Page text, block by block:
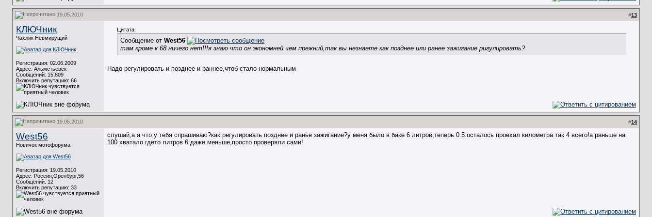
19.05.2010 #13
КЛЮЧник
Чахлик Невмирущий
Регистрация: 02.06.2009
Адрес: Альметьевск
Сообщений: 15,809
Включить репутацию: 66
Цитата:
Сообщение от West56
там кроме к 68 ничего нет!!!я знаю что он экономней чем прежний,так вы незнаете как позднее или ранее зажигание ригулировать?
Надо регулировать и позднее и раннее,чтоб стало нормальным
19.05.2010 #14
West56
Новичок мотофорума
Регистрация: 19.05.2010
Адрес: Россия,Оренбург,56
Сообщений: 12
Включить репутацию: 33
слушай,а я что у тебя спрашиваю?как регулировать позднее и ранье зажигание?у меня было в баке 6 литров,теперь 0.5.осталось проехал километра так 4 всего!а раньше на
100 хватало гдето литров 6 даже меньше,просто проверяли сами!